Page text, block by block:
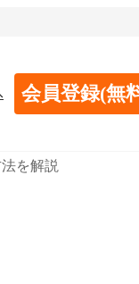
会員登録(無
を解説